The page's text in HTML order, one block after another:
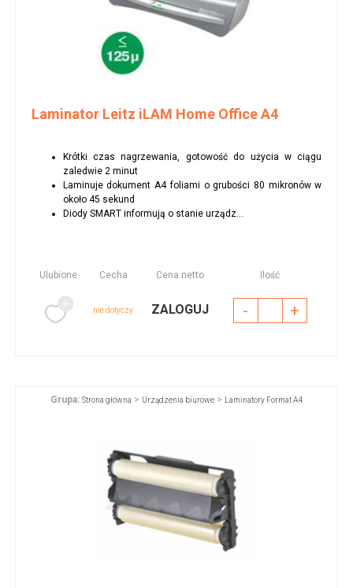
Laminator Leitz iLAM Home Office A4
Krótki czas nagrzewania, gotowość do użycia w ciągu
zaledwie 2 minut
Laminuje dokument A4 foliami o grubości 80 mikronów w
około 45 sekund
Diody SMART informują o stanie urządz...
Ulubione Cecha Cena netto Ilość
nie dotyczy ZALOGUJ - +
Grupa: Strona główna > Urządzenia biurowe > Laminatory Format A4